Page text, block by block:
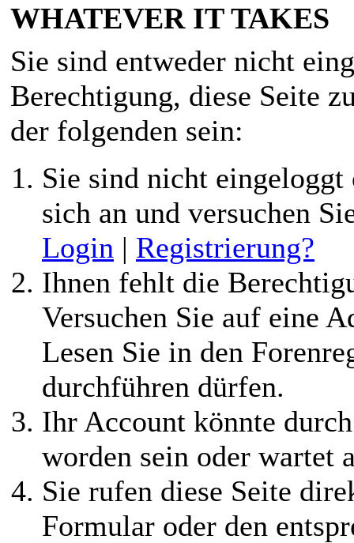
WHATEVER IT TAKES
Sie sind entweder nicht
Berechtigung, diese Seite
der folgenden sein:
Sie sind nicht
sich an und versuchen
Login | Registrierung?
Ihnen fehlt die
Versuchen Sie auf eine
Lesen Sie in den
durchführen dürfen.
Ihr Account könnte
worden sein oder wartet
Sie rufen diese Seite
Formular oder den